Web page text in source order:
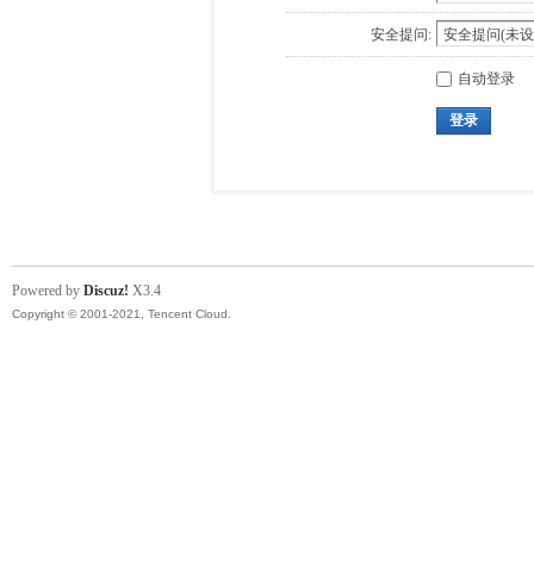
安全提问:
自动登录
登录
Powered by Discuz! X3.4
Copyright © 2001-2021, Tencent Cloud.